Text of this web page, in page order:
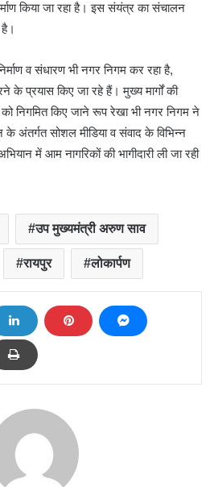
किया जा रहा है। इस संयंत्र का संचालन
व संधारण भी नगर निगम कर रहा है,
प्रयास किए जा रहे हैं। मुख्य मार्गों की
निगमित किए जाने रूप रेखा भी नगर निगम ने
अंतर्गत सोशल मीडिया व संवाद के विभिन्न
में आम नागरिकों की भागीदारी ली जा रही
उप मुख्यमंत्री अरुण साव
रायपुर लोकार्पण